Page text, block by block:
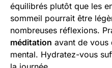
équilibrés plutôt que les
sommeil pourrait être
nombreuses réflexions.
méditation avant de vous
mental. Hydratez-vous